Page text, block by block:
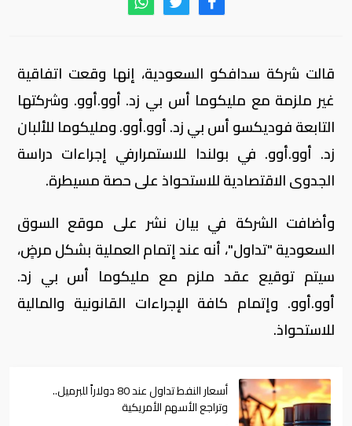
قالت شركة سدافكو السعودية، إنها وقعت اتفاقية
غير ملزمة مع مليكوما أس بي زد. أوو.أوو. وشركتها
التابعة فوديكسو أس بي زد. أوو.أوو. ومليكوما للألبان
زد. أوو.أوو. في بولندا للاستمرارفي إجراءات دراسة
الجدوى الاقتصادية للاستحواذ على حصة مسيطرة.
وأضافت الشركة في بيان نشر على موقع السوق
السعودية "تداول"، أنه عند إتمام العملية بشكل مرضٍ،
سيتم توقيع عقد ملزم مع مليكوما أس بي زد.
أوو.أوو. وإتمام كافة الإجراءات القانونية والمالية
للاستحواذ.
أسعار النفط تداول عند 80 دولاراً للبرميل..
وتراجع الأسهم الأمريكية